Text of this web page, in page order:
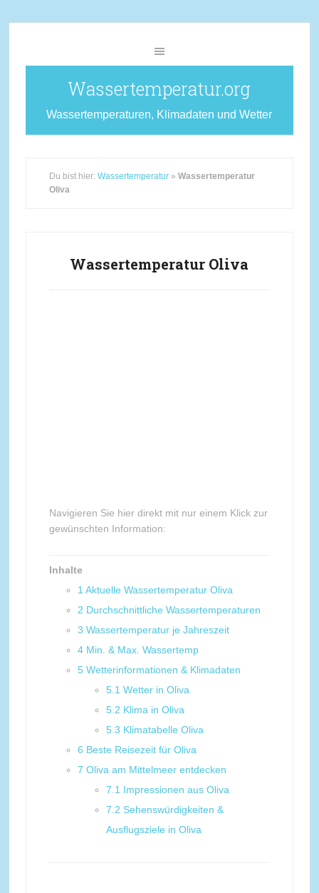
Wassertemperatur.org
Wassertemperaturen, Klimadaten und Wetter
Du bist hier: Wassertemperatur» Wassertemperatur
Oliva
Wassertemperatur Oliva
Navigieren Sie hier direkt mit nur einem Klick zur
gewünschten Information:
Inhalte
1 Aktuelle Wassertemperatur Oliva
2 Durchschnittliche Wassertemperaturen
3 Wassertemperatur je Jahreszeit
4 Min. & Max. Wassertemp
5 Wetterinformationen & Klimadaten
5.1 Wetter in Oliva
5.2 Klima in Oliva
5.3 Klimatabelle Oliva
6 Beste Reisezeit für Oliva
7 Oliva am Mittelmeer entdecken
7.1 Impressionen aus Oliva
7.2 Sehenswürdigkeiten &
Ausflugsziele in Oliva